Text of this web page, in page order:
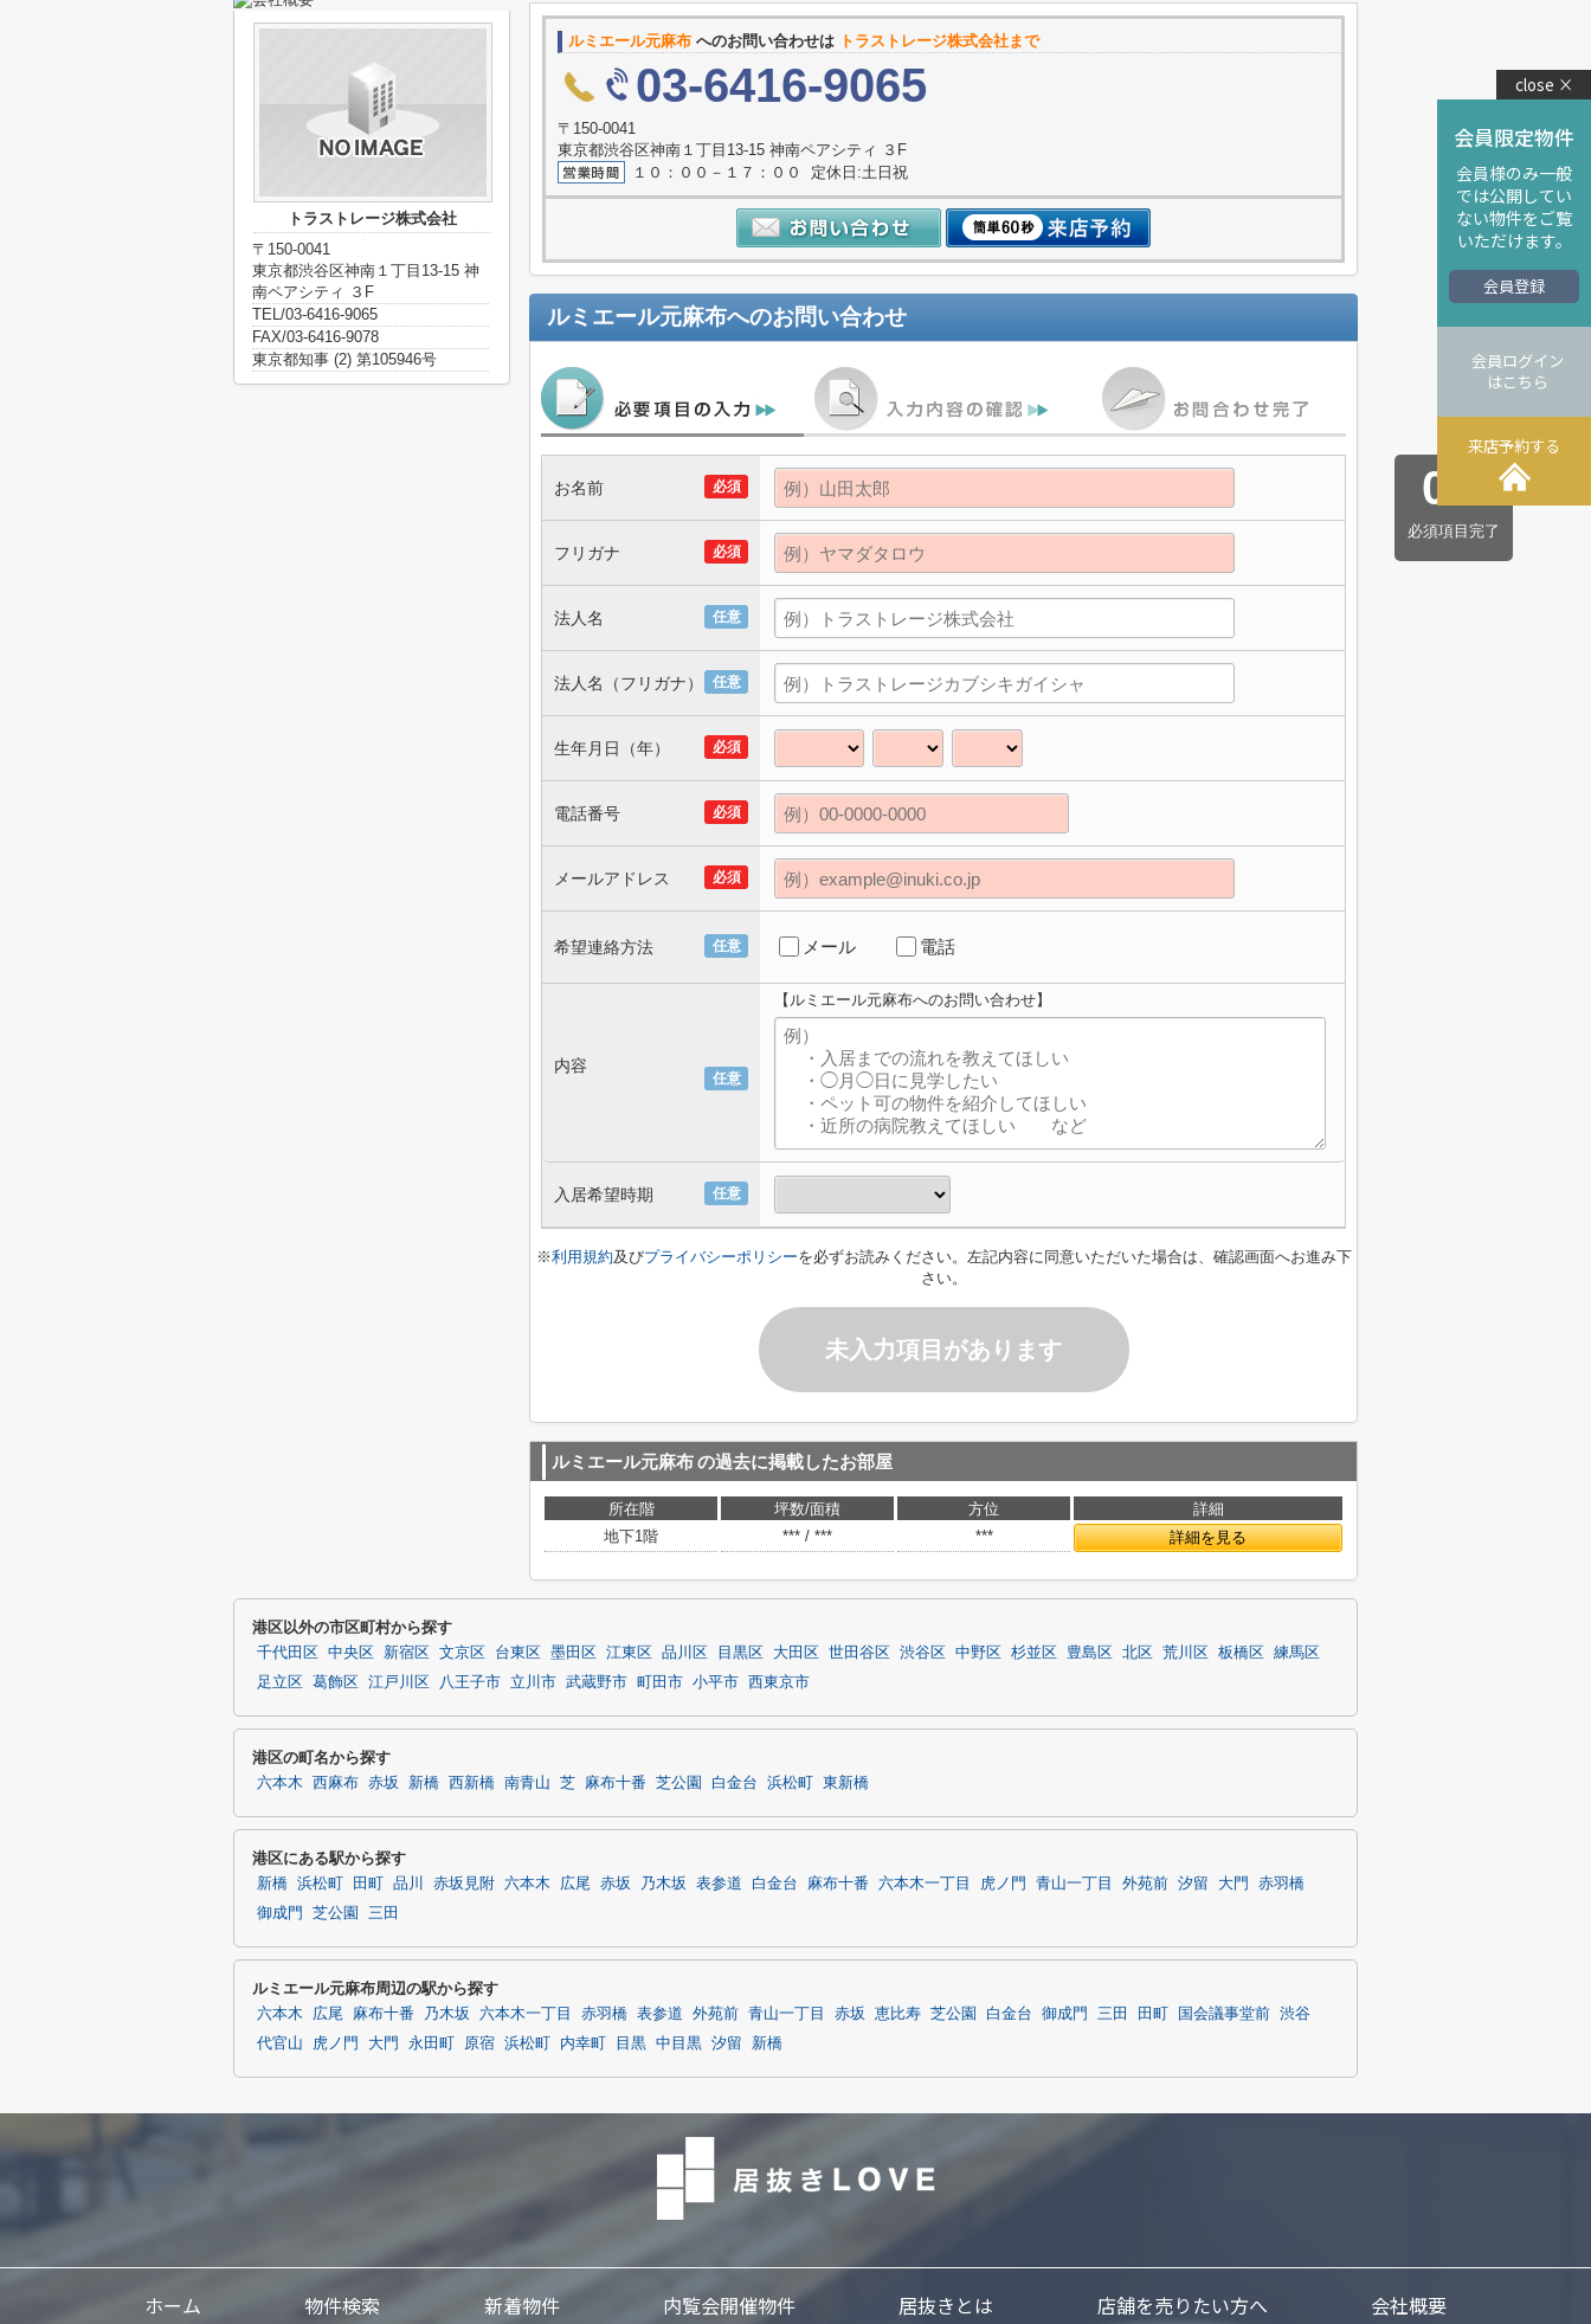
close ×
会員限定物件
会員様のみ一般
では公開してい
ない物件をご覧
いただけます。
会員登録
会員ログイン
はこちら
来店予約する
ルミエール元麻布 へのお問い合わせは トラストレージ株式会社まで
03-6416-9065
〒150-0041
東京都渋谷区神南１丁目13-15 神南ペアシティ ３F
１０：００－１７：００ 定休日:土日祝
ルミエール元麻布へのお問い合わせ
0
必須項目完了
必須
お名前
必須
フリガナ
任意
法人名
任意
法人名（フリガナ）
必須
生年月日（年）
必須
電話番号
必須
メールアドレス
任意
希望連絡方法 メール 電話
任意
内容
【ルミエール元麻布へのお問い合わせ】
任意
入居希望時期
※利用規約及びプライバシーポリシーを必ずお読みください。左記内容に同意いただいた場合は、確認画面へお進み下
さい。
未入力項目があります
ルミエール元麻布の過去に掲載したお部屋
所在階 坪数/面積 方位
詳細
地下1階
*** / *** *** 詳細を見る
トラストレージ株式会社
〒150-0041
東京都渋谷区神南１丁目13-15 神
南ペアシティ ３F
TEL/03-6416-9065
FAX/03-6416-9078
東京都知事 (2) 第105946号
港区以外の市区町村から探す
千代田区 中央区 新宿区 文京区 台東区 墨田区 江東区 品川区 目黒区 大田区 世田谷区 渋谷区 中野区 杉並区 豊島区 北区 荒川区 板橋区
練馬区
足立区
葛飾区 江戸川区 八王子市 立川市 武蔵野市 町田市 小平市 西東京市
港区の町名から探す
六本木 西麻布 赤坂 新橋 西新橋 南青山 芝 麻布十番 芝公園 白金台 浜松町 東新橋
港区にある駅から探す
新橋 浜松町 田町 品川 赤坂見附 六本木 広尾 赤坂 乃木坂 表参道 白金台 麻布十番 六本木一丁目 虎ノ門 青山一丁目 外苑前 汐留 大門
赤羽橋
御成門
芝公園 三田
ルミエール元麻布周辺の駅から探す
六本木 広尾 麻布十番 乃木坂 六本木一丁目 赤羽橋 表参道 外苑前 青山一丁目 赤坂 恵比寿 芝公園 白金台 御成門 三田 田町 国会議事堂前 渋谷
代官山
虎ノ門 大門 永田町 原宿 浜松町 内幸町 目黒 中目黒 汐留 新橋
ホーム 物件検索 新着物件 内覧会開催物件 居抜きとは 店舗を売りたい方へ 会社概要